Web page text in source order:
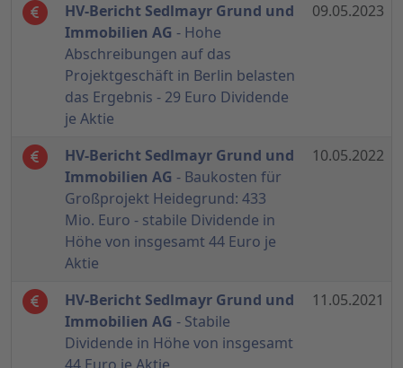
HV-Bericht Sedlmayr Grund und
Immobilien AG - Hohe
Abschreibungen auf das
Projektgeschäft in Berlin belasten
das Ergebnis - 29 Euro Dividende
je Aktie
09.05.2023
HV-Bericht Sedlmayr Grund und
Immobilien AG - Baukosten für
Großprojekt Heidegrund: 433
Mio. Euro - stabile Dividende in
Höhe von insgesamt 44 Euro je
Aktie
10.05.2022
HV-Bericht Sedlmayr Grund und
Immobilien AG - Stabile
Dividende in Höhe von insgesamt
11.05.2021